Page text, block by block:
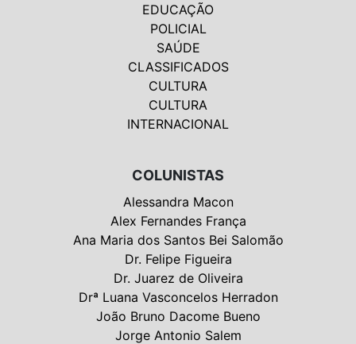
EDUCAÇÃO
POLICIAL
SAÚDE
CLASSIFICADOS
CULTURA
CULTURA
INTERNACIONAL
COLUNISTAS
Alessandra Macon
Alex Fernandes França
Ana Maria dos Santos Bei Salomão
Dr. Felipe Figueira
Dr. Juarez de Oliveira
Drª Luana Vasconcelos Herradon
João Bruno Dacome Bueno
Jorge Antonio Salem